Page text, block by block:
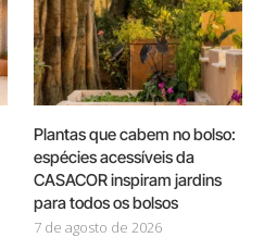
Plantas que cabem no bolso:
espécies acessíveis da
CASACOR inspiram jardins
para todos os bolsos
7 de agosto de 2026